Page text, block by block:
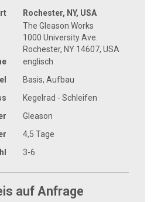
Rochester, NY, USA
The Gleason Works
1000 University Ave.
Rochester, NY 14607, USA
englisch
Basis, Aufbau
Kegelrad - Schleifen
Gleason
4,5 Tage
3-6
auf Anfrage